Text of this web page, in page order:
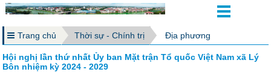
Trang chủ Thời sự - Chính trị Địa phương
Hội nghị lần thứ nhất Ủy ban Mặt trận Tổ quốc Việt Nam xã Lý
Bôn nhiệm kỳ 2024 - 2029